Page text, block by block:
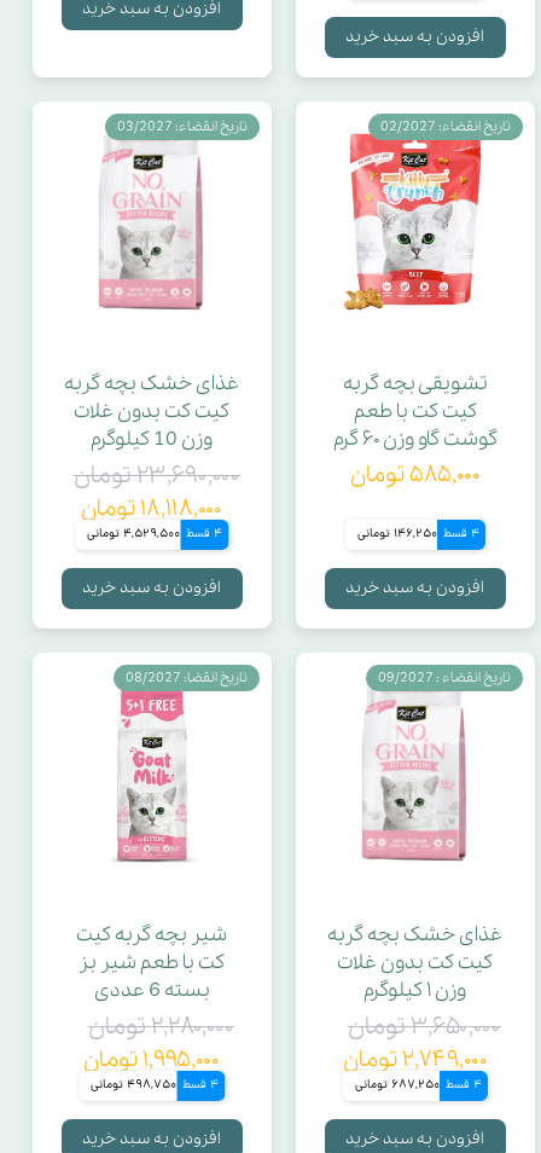
افزودن به سبد خرید
افزودن به سبد خرید
تشویقی بچه گربه
کیت کت با طعم
گوشت گاو وزن ۶۰ گرم
۵۸۵,۰۰۰ تومان
4 قسط 146,250 تومانی
افزودن به سبد خرید
تاریخ انقضاء: 02/2027
غذای خشک بچه گربه
کیت کت بدون غلات
وزن 10 کیلوگرم
۲۳,۶۹۰,۰۰۰ تومان
۱۸,۱۱۸,۰۰۰ تومان
4 قسط 4,529,500 تومانی
افزودن به سبد خرید
تاریخ انقضاء: 03/2027
غذای خشک بچه گربه
کیت کت بدون غلات
وزن ۱ کیلوگرم
۳,۶۵۰,۰۰۰ تومان
۲,۷۴۹,۰۰۰ تومان
4 قسط 687,250 تومانی
افزودن به سبد خرید
تاریخ انقضاء : 09/2027
شیر بچه گربه کیت
کت با طعم شیر بز
بسته 6 عددی
۲,۲۸۰,۰۰۰ تومان
۱,۹۹۵,۰۰۰ تومان
4 قسط 498,750 تومانی
افزودن به سبد خرید
تاریخ انقضا: 08/2027